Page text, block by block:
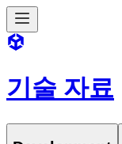
기술 자료